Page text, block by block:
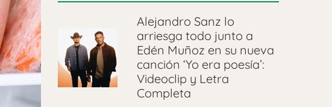
Alejandro Sanz lo
arriesga todo junto a
Edén Muñoz en su nueva
canción ‘Yo era poesía’:
Videoclip y Letra
Completa